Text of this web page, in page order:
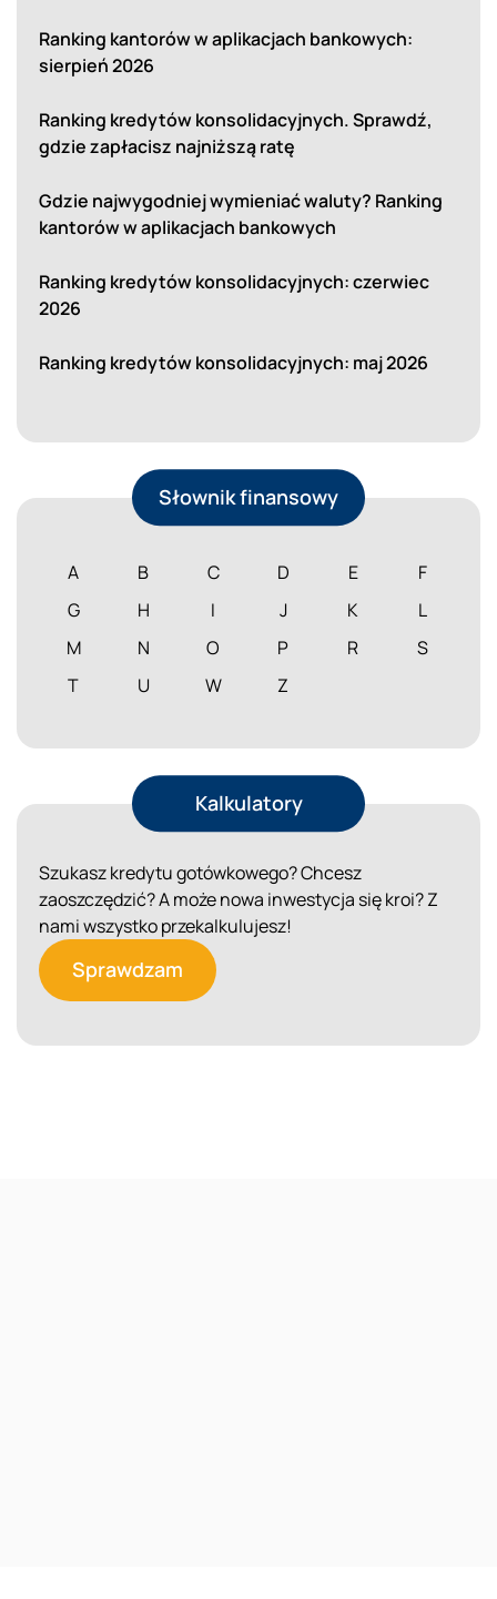
Ranking kantorów w aplikacjach bankowych:
sierpień 2026
Ranking kredytów konsolidacyjnych. Sprawdź,
gdzie zapłacisz najniższą ratę
Gdzie najwygodniej wymieniać waluty? Ranking
kantorów w aplikacjach bankowych
Ranking kredytów konsolidacyjnych: czerwiec
2026
Ranking kredytów konsolidacyjnych: maj 2026
Słownik finansowy
A B C D E
F
G
H I J K
L
M
N O P R
S
T
U W Z
Kalkulatory
Szukasz kredytu gotówkowego? Chcesz
zaoszczędzić? A może nowa inwestycja się kroi? Z
nami wszystko przekalkulujesz!
Sprawdzam